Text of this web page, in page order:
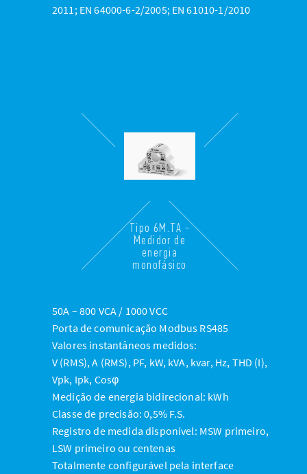
2011; EN 64000-6-2/2005; EN 61010-1/2010
Tipo 6M.TA -
Medidor de
energia
monofásico
50A – 800 VCA / 1000 VCC
Porta de comunicação Modbus RS485
Valores instantâneos medidos:
V (RMS), A (RMS), PF, kW, kVA, kvar, Hz, THD (I),
Vpk, Ipk, Cosφ
Medição de energia bidirecional: kWh
Classe de precisão: 0,5% F.S.
Registro de medida disponível: MSW primeiro,
LSW primeiro ou centenas
Totalmente configurável pela interface